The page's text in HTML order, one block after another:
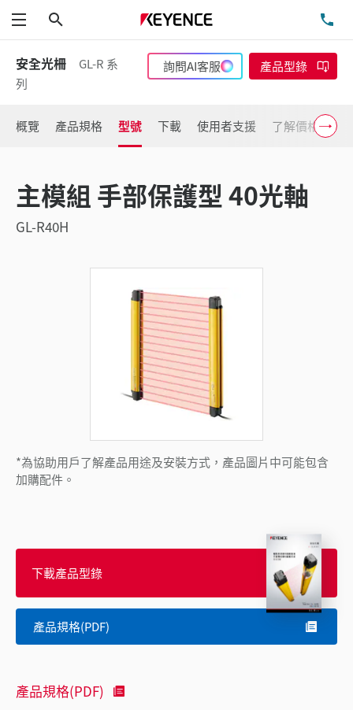
功能表
安全光柵
GL-R 系
列
詢問AI客服 產品型錄
概覽 產品規格 型號 下載 使用者支援 了解價格
主模組 手部保護型 40光軸
GL-R40H
*為協助用戶了解產品用途及安裝方式，產品圖片中可能包含
加購配件。
下載產品型錄
產品規格(PDF)
產品規格(PDF)